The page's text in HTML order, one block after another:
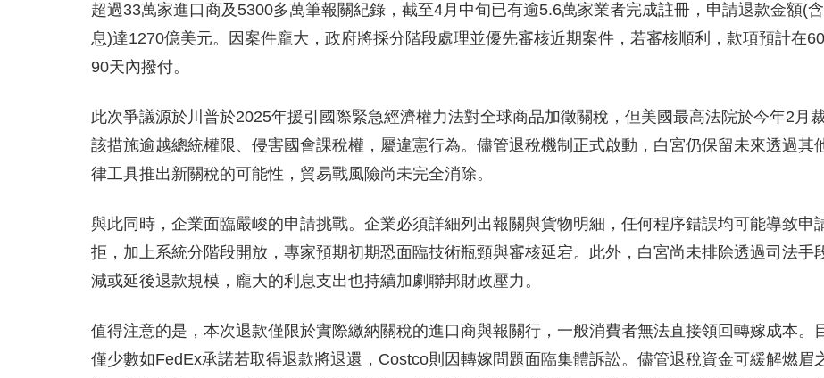
超過33萬家進口商及5300多萬筆報關紀錄，截至4月中旬已有逾5.6萬家業者完成註冊，申請退款金額(含
息)達1270億美元。因案件龐大，政府將採分階段處理並優先審核近期案件，若審核順利，款項預計在
90天內撥付。
此次爭議源於川普於2025年援引國際緊急經濟權力法對全球商品加徵關稅，但美國最高法院於今年2月
該措施逾越總統權限、侵害國會課稅權，屬違憲行為。儘管退稅機制正式啟動，白宮仍保留未來透過其
律工具推出新關稅的可能性，貿易戰風險尚未完全消除。
與此同時，企業面臨嚴峻的申請挑戰。企業必須詳細列出報關與貨物明細，任何程序錯誤均可能導致申
拒，加上系統分階段開放，專家預期初期恐面臨技術瓶頸與審核延宕。此外，白宮尚未排除透過司法手
減或延後退款規模，龐大的利息支出也持續加劇聯邦財政壓力。
值得注意的是，本次退款僅限於實際繳納關稅的進口商與報關行，一般消費者無法直接領回轉嫁成本。
僅少數如FedEx承諾若取得退款將退還，Costco則因轉嫁問題面臨集體訴訟。儘管退稅資金可緩解燃眉